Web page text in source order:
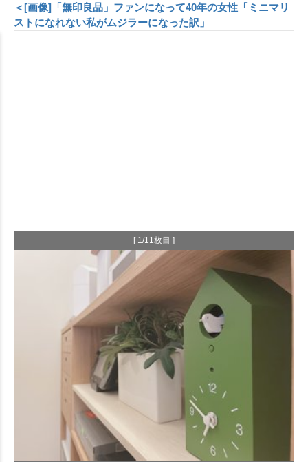
＜[画像]「無印良品」ファンになって40年の女性「ミニマリ
ストになれない私がムジラーになった訳」
[ 1/11枚目 ]